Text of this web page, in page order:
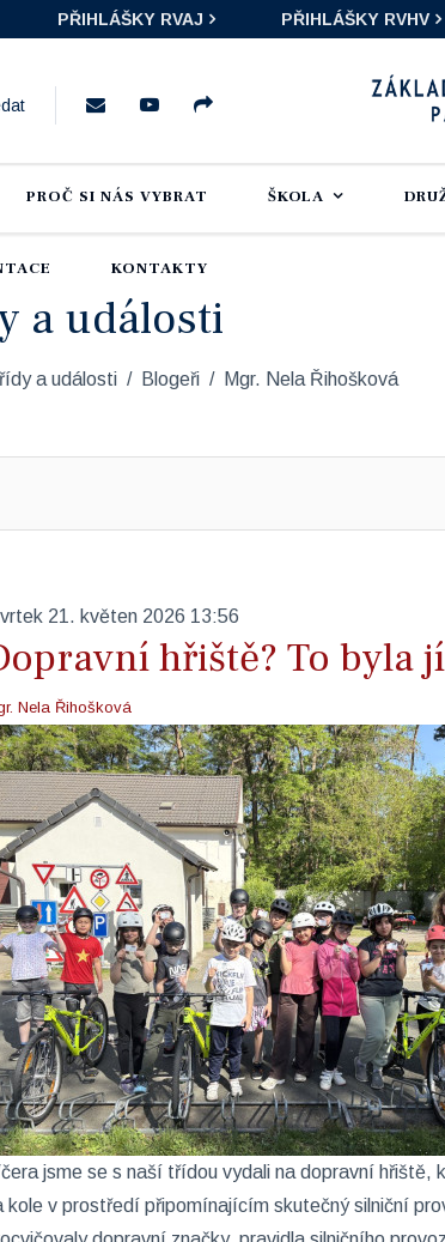
PŘIHLÁŠKY RVAJ PŘIHLÁŠKY RVHV
PROČ SI NÁS VYBRAT ŠKOLA
KONTAKTY
a události
a události Blogeři Mgr. Nela Řihošková
21. květen 2026 13:56
hřiště? To byla
Nela Řihošková
jsme se s naší třídou vydali na dopravní hřiště,
kole v prostředí připomínajícím skutečný silniční